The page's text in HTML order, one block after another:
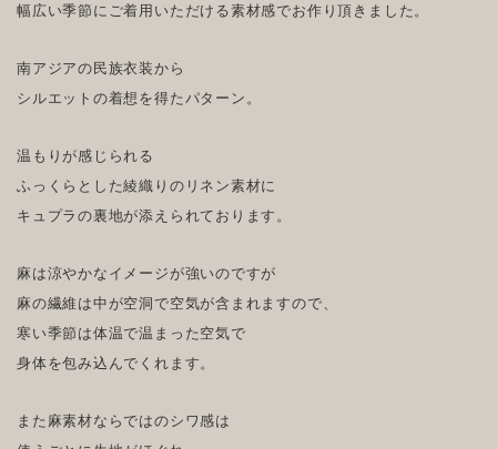
幅広い季節にご着用いただける素材感でお作り頂きました。
南アジアの民族衣装から
シルエットの着想を得たパターン。
温もりが感じられる
ふっくらとした綾織りのリネン素材に
キュプラの裏地が添えられております。
麻は涼やかなイメージが強いのですが
麻の繊維は中が空洞で空気が含まれますので、
寒い季節は体温で温まった空気で
身体を包み込んでくれます。
また麻素材ならではのシワ感は